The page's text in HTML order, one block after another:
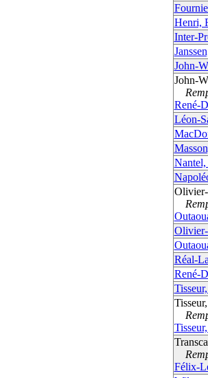
Henri,
Inter-
John-
John-
René-
Léon-
Nantel,
Réal-
René-
Félix-